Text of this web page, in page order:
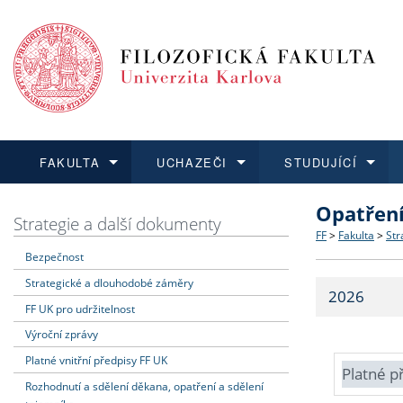
FAKULTA
Dozvědět se více
Struktura
Strategie
Fakultní
UCHAZEČI
Podat přihlášku
Co
Učitelské
STUDUJÍCÍ
Dozvědět se více
Dozvědět se více
O vědě a
Dozvědět se více
Aktuální
Strategie a další dokumenty
Bezpečnost
Strategické a dlouhodobé záměry
FF UK pro udržitelnost
Výroční zprávy
Platné vnitřní předpisy FF UK
Rozhodnutí a sdělení děkana, opatření a sdělení
FF > Fakulta >
2026
Platné